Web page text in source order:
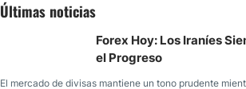
Últimas noticias
Forex Hoy: Los Iraníes
el Progreso
El mercado de divisas mantiene un tono prudente